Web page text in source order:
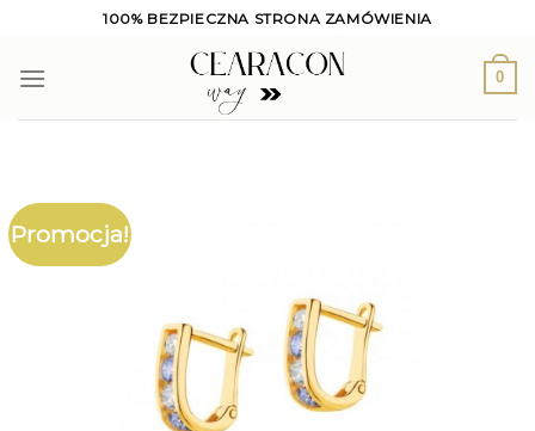
content
100% BEZPIECZNA STRONA ZAMÓWIENIA
0
Promocja!